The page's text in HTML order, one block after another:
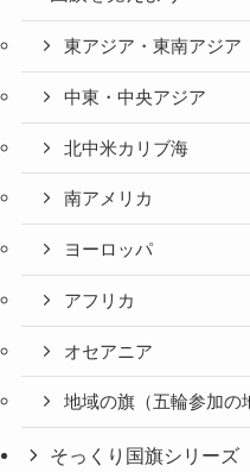
東アジア・東南アジア
中東・中央アジア
北中米カリブ海
南アメリカ
ヨーロッパ
アフリカ
オセアニア
地域の旗（五輪参加の
そっくり国旗シリーズ